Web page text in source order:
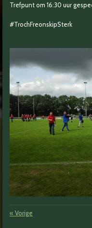
Trefpunt om 16:30 uur
#TrochFreonskipSterk
« Vorige